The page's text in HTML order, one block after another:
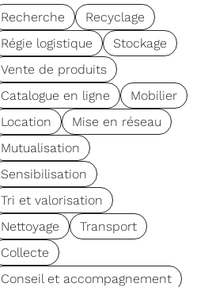
Recherche
Recyclage
Régie logistique
Stockage
Vente de produits
Catalogue en ligne
Mobilier
Location
Mise en réseau
Mutualisation
Sensibilisation
Tri et valorisation
Nettoyage
Transport
Collecte
Conseil et accompagnement